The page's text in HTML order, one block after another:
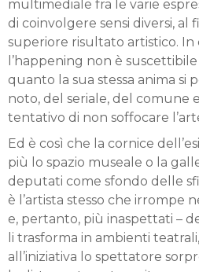
multimediale fra le varie
di coinvolgere sensi diversi, al
superiore risultato artistico.
l’happening non è
quanto la sua stessa anima si
noto, del seriale, del comune
tentativo di non soffocare
Ed è così che la cornice
più lo spazio museale o la
deputati come sfondo delle
è l’artista stesso che irrompe
e, pertanto, più inaspettati –
li trasforma in ambienti
all’iniziativa lo spettatore